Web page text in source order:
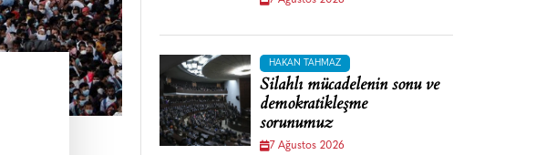
HAKAN TAHMAZ
Silahlı mücadelenin sonu ve
demokratikleşme
sorunumuz
7 Ağustos 2026